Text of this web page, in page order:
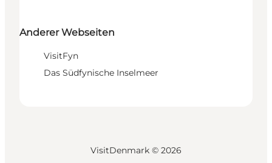
Anderer Webseiten
VisitFyn
Das Südfynische Inselmeer
VisitDenmark © 2026